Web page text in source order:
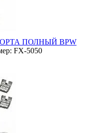
ПОЛНЫЙ BPW
FX-5050